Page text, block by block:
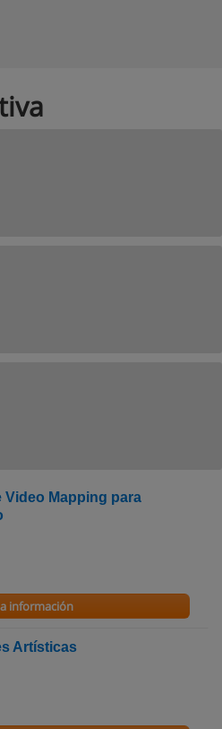
Mapping para
información
Artísticas